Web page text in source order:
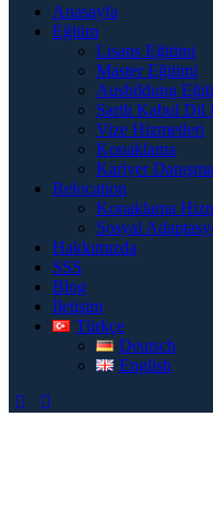
Anasayfa
Eğitim
Lisans Eğitimi
Master Eğitimi
Ausbildung
Şartlı Kabul Dil
Vize Hizmetleri
Konaklama
Kariyer
Relocation
Konaklama
Sosyal
Hakkımızda
SSS
Blog
İletişim
Türkçe
Deutsch
English